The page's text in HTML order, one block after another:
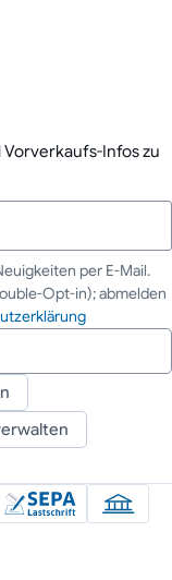
Infos zu
per E-Mail.
Opt-in); abmelden